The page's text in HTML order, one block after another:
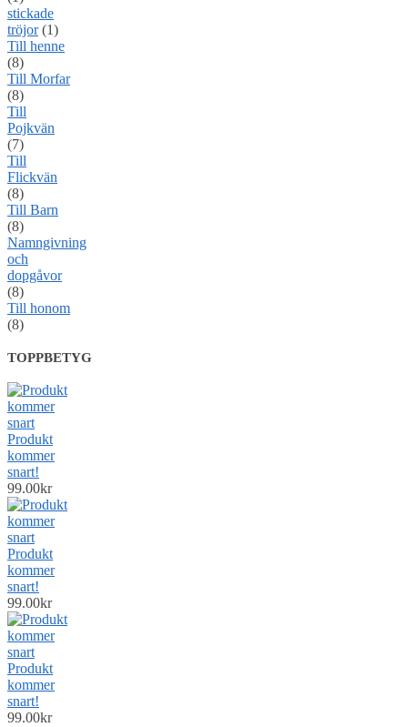
stickade
tröjor (1)
Till henne
(8)
Till Morfar
(8)
Till
Pojkvän
(7)
Till
Flickvän
(8)
Till Barn
(8)
Namngivning
och
dopgåvor
(8)
Till honom
(8)
TOPPBETYG
Produkt
kommer
snart!
99.00kr
Produkt
kommer
snart!
99.00kr
Produkt
kommer
snart!
99.00kr